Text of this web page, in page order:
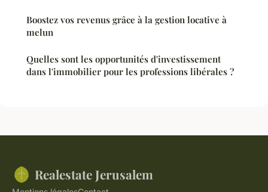
Boostez vos revenus grâce à la gestion locative à
melun
Quelles sont les opportunités d'investissement
dans l'immobilier pour les professions libérales ?
Realestate Jerusalem